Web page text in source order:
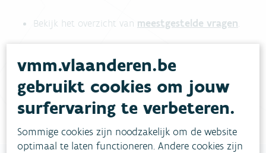
Bekijk het overzicht van meestgestelde vragen.
contactformulier in.
Bel gratis 1700
vmm.vlaanderen.be
gebruikt cookies om jouw
surfervaring te verbeteren.
Sommige cookies zijn noodzakelijk om de website
optimaal te laten functioneren. Andere cookies zijn